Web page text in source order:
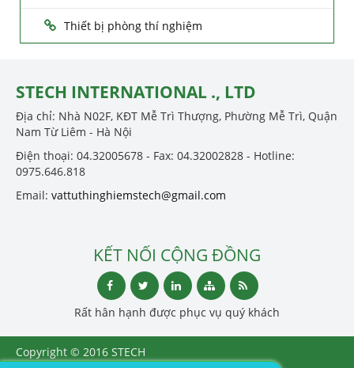
Thiết bị phòng thí nghiệm
STECH INTERNATIONAL ., LTD
Địa chỉ: Nhà N02F, KĐT Mễ Trì Thượng, Phường Mễ Trì, Quận
Nam Từ Liêm - Hà Nội
Điện thoại: 04.32005678 - Fax: 04.32002828 - Hotline:
0975.646.818
Email: vattuthinghiemstech@gmail.com
KẾT NỐI CỘNG ĐỒNG
Rất hân hạnh được phục vụ quý khách
Copyright © 2016 STECH